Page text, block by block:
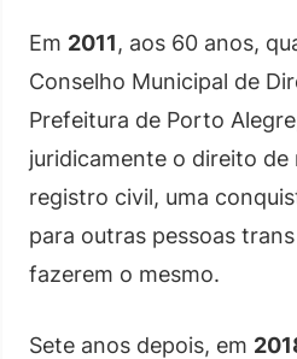
Em 2011, aos 60 anos,
Conselho Municipal de
Prefeitura de Porto
juridicamente o direito
registro civil, uma
para outras pessoas
fazerem o mesmo.
Sete anos depois, em